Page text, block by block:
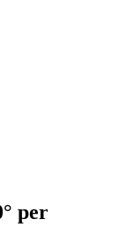
per